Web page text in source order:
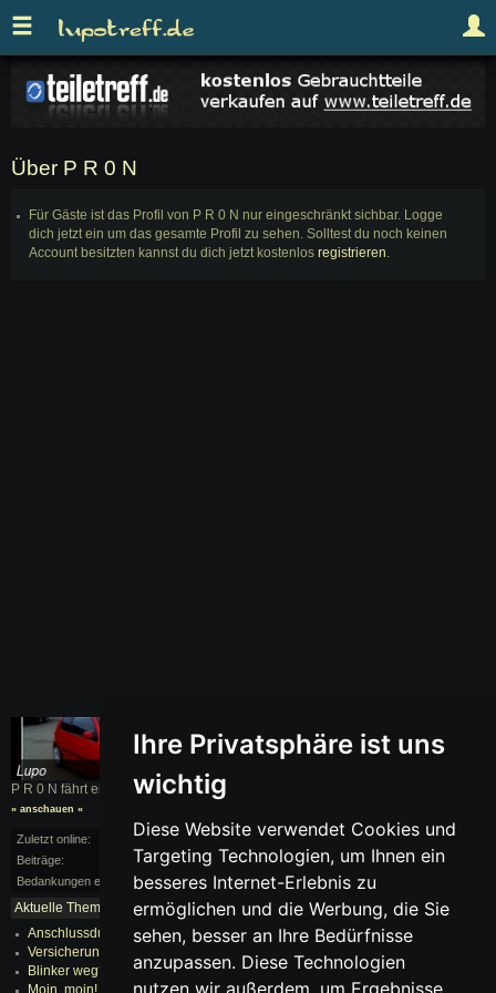
Ihre Privatsphäre ist uns
wichtig
Diese Website verwendet Cookies und
Targeting Technologien, um Ihnen ein
besseres Internet-Erlebnis zu
ermöglichen und die Werbung, die Sie
sehen, besser an Ihre Bedürfnisse
anzupassen. Diese Technologien
nutzen wir außerdem, um Ergebnisse
Über P R 0 N
Für Gäste ist das Profil von P R 0 N nur eingeschränkt sichbar. Logge
dich jetzt ein um das gesamte Profil zu sehen. Solltest du noch keinen
Account besitzten kannst du dich jetzt kostenlos registrieren.
P R 0 N fährt einen Lupo , BJ. 1998
» anschauen «
Zuletzt online:
vor 208 Monaten
Beiträge:
Bedankungen erhalten:
Aktuelle Themen: mehr...
Anschlussdurchmesser vom Luffi? (16v 1.4L 10/98)
Versicherung?
Blinker weg?